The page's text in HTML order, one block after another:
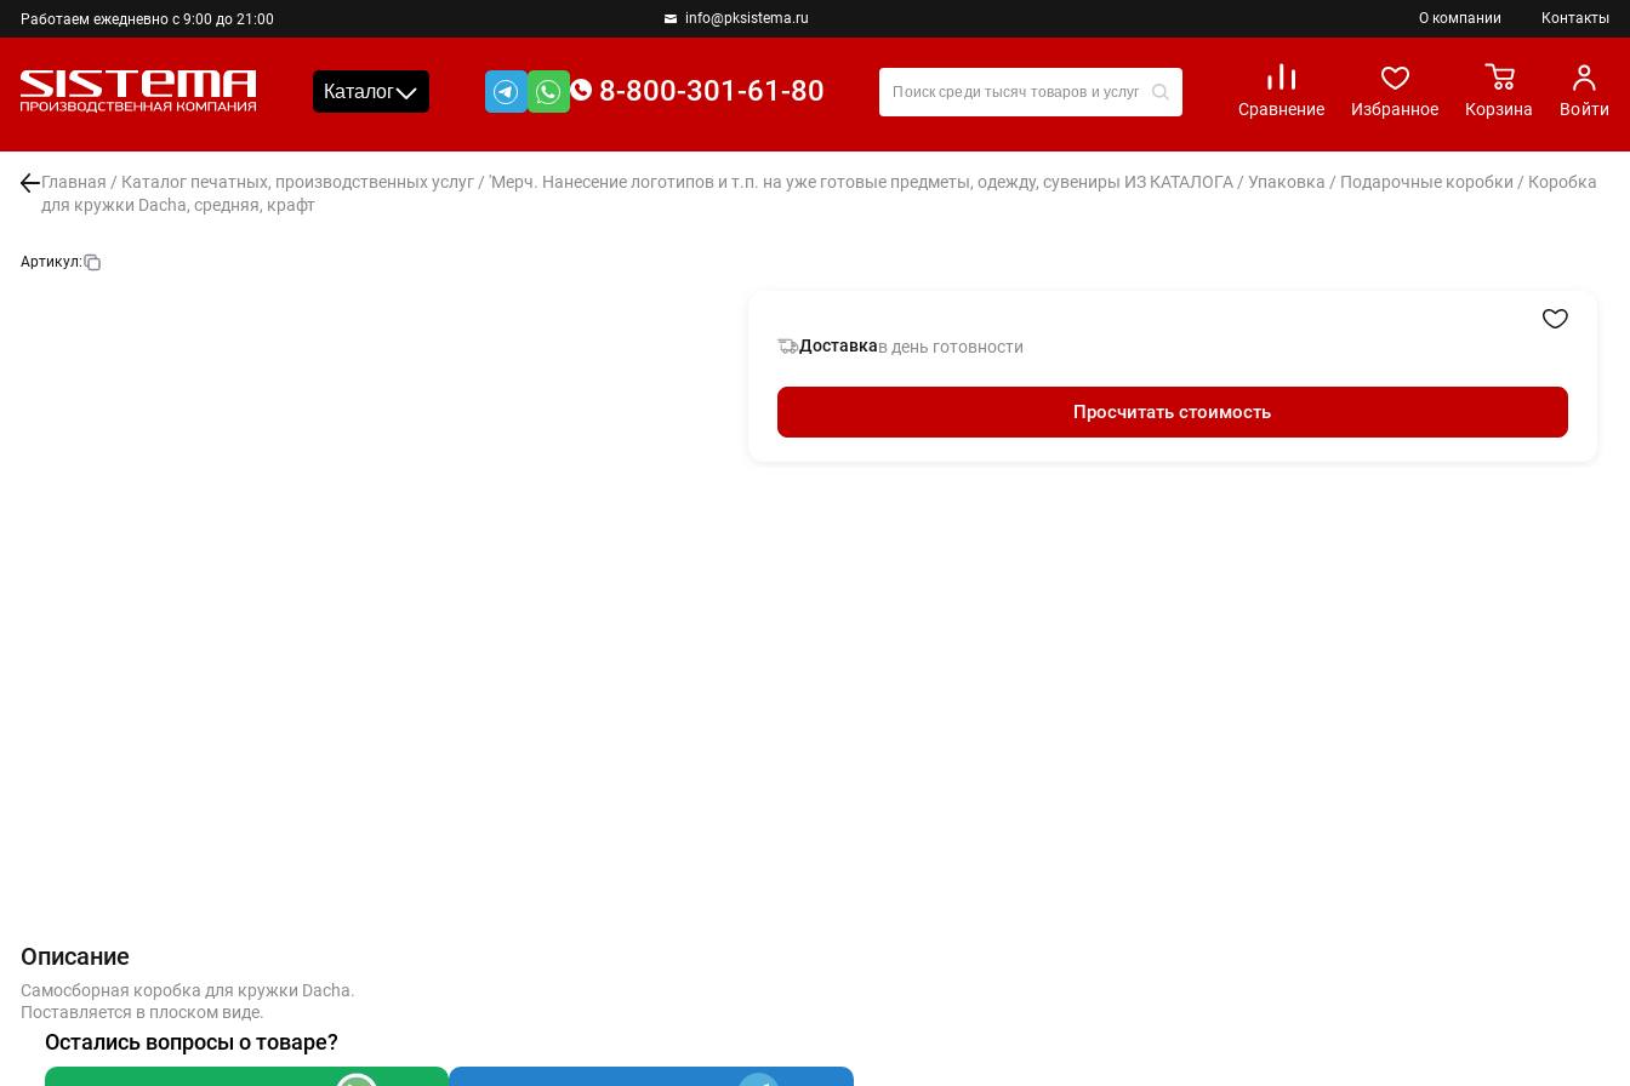
Работаем ежедневно с 9:00 до 21:00 info@pksistema.ru О компании Контакты
Каталог 8-800-301-61-80
Сравнение Избранное Корзина Войти
Главная / Каталог печатных, производственных услуг /'Мерч. Нанесение логотипов и т.п. на уже готовые предметы, одежду, сувениры ИЗ КАТАЛОГА /Упаковка / Подарочные коробки / Коробка
для кружки Dacha, средняя, крафт
Артикул:
Доставкав день готовности
Просчитать стоимость
Описание
Самосборная коробка для кружки Dacha.
Поставляется в плоском виде.
Остались вопросы о товаре?